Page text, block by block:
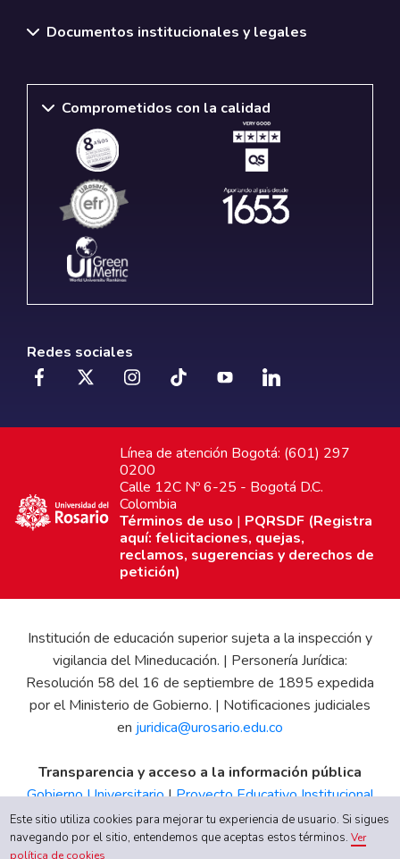
Documentos institucionales y legales
Comprometidos con la calidad
Redes sociales
Línea de atención Bogotá: (601) 297
0200
Calle 12C Nº 6-25 - Bogotá D.C.
Colombia
Términos de uso | PQRSDF (Registra
aquí: felicitaciones, quejas,
reclamos, sugerencias y derechos de
petición)
Institución de educación superior sujeta a la inspección y
vigilancia del Mineducación. | Personería Jurídica:
Resolución 58 del 16 de septiembre de 1895 expedida
por el Ministerio de Gobierno. | Notificaciones judiciales
en juridica@urosario.edu.co
Transparencia y acceso a la información pública
Gobierno Universitario|Proyecto Educativo Institucional
|Informe de Gestión|Boletín Estadístico|Régimen
Tributario|Estados Financieros|Código de Ética|Canal
Este sitio utiliza cookies para mejorar tu experiencia de usuario. Si sigues
navegando por el sitio, entendemos que aceptas estos términos.Ver
política de cookies